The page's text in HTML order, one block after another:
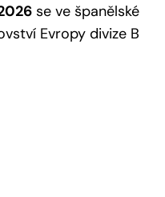
se ve španělské
Evropy divize B